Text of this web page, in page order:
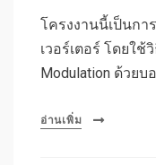
โครงงานนี้เป็นก
เวอร์เตอร์ โดยใช้
Modulation ด้วยบ
อ่านเพิ่ม